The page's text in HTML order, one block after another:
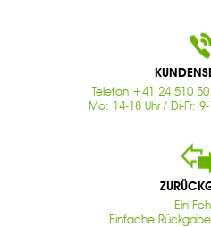
Telefon +41 24 510 50
Mo: 14-18 Uhr / Di-Fr:
Ein
Einfache